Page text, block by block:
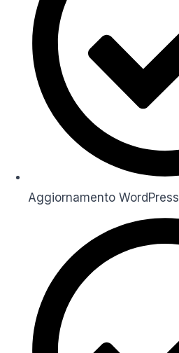
Aggiornamento WordPress